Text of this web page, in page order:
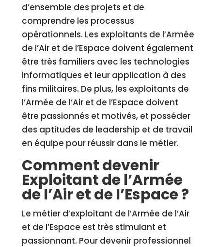
d’ensemble des projets et de
comprendre les processus
opérationnels. Les exploitants de l’Armée
de l’Air et de l’Espace doivent également
être très familiers avec les technologies
informatiques et leur application à des
fins militaires. De plus, les exploitants de
l’Armée de l’Air et de l’Espace doivent
être passionnés et motivés, et posséder
des aptitudes de leadership et de travail
en équipe pour réussir dans le métier.
Comment devenir
Exploitant de l’Armée
de l’Air et de l’Espace ?
Le métier d’exploitant de l’Armée de l’Air
et de l’Espace est très stimulant et
passionnant. Pour devenir professionnel